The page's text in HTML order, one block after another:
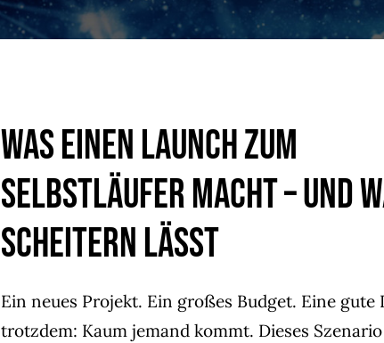
Was einen Launch zum
Selbstläufer macht – und
scheitern lässt
Ein neues Projekt. Ein großes Budget. Eine gute
trotzdem: Kaum jemand kommt. Dieses